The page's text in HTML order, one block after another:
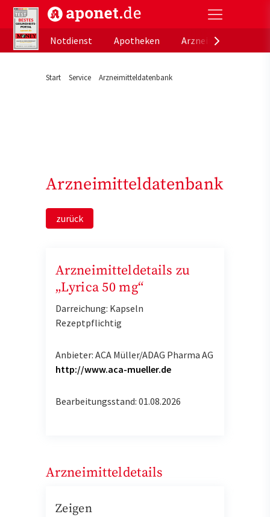
aponet.de - Das offizielle Gesundheitsportal der
Notdienst
Apotheken
Start Service Arzneimitteldatenbank
Arzneimitteldatenbank
zurück
Arzneimitteldetails zu
„Lyrica 50 mg“
Darreichung: Kapseln
Rezeptpflichtig
Anbieter: ACA Müller/ADAG Pharma AG
http://www.aca-mueller.de
Bearbeitungsstand: 01.08.2026
Arzneimitteldetails
Zeigen